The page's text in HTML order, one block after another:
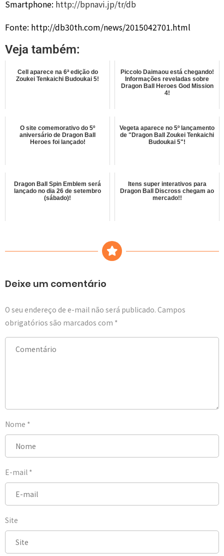
Smartphone: http://bpnavi.jp/tr/db
Fonte: http://db30th.com/news/2015042701.html
Veja também:
Cell aparece na 6ª edição do
Zoukei Tenkaichi Budoukai 5!
Piccolo Daimaou está chegando!
Informações reveladas sobre
Dragon Ball Heroes God Mission
4!
O site comemorativo do 5º
aniversário de Dragon Ball
Heroes foi lançado!
Vegeta aparece no 5º lançamento
de "Dragon Ball Zoukei Tenkaichi
Budoukai 5"!
Dragon Ball Spin Emblem será
lançado no dia 26 de setembro
(sábado)!
Itens super interativos para
Dragon Ball Discross chegam ao
mercado!!
Deixe um comentário
O seu endereço de e-mail não será publicado. Campos
obrigatórios são marcados com *
Nome *
E-mail *
Site